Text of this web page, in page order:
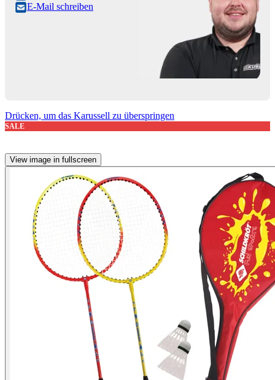
E-Mail schreiben
Drücken, um das Karussell zu überspringen
SALE
View image in fullscreen